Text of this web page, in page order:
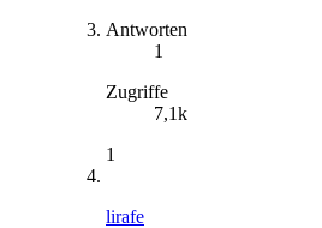
Antworten
1
Zugriffe
7,1k
1
lirafe